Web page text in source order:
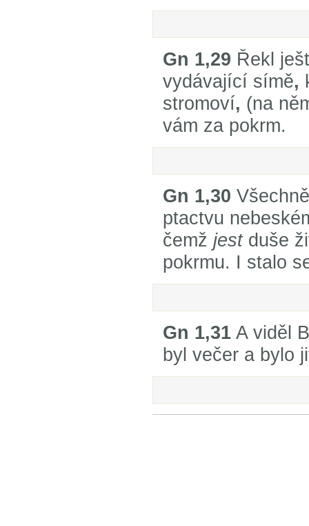
Gn 1,29 Řekl
vydávající símě,
stromoví, (na
vám za pokrm.
Gn 1,30
ptactvu
čemž jestduše
pokrmu. I stalo
Gn 1,31 A viděl
byl večer a bylo